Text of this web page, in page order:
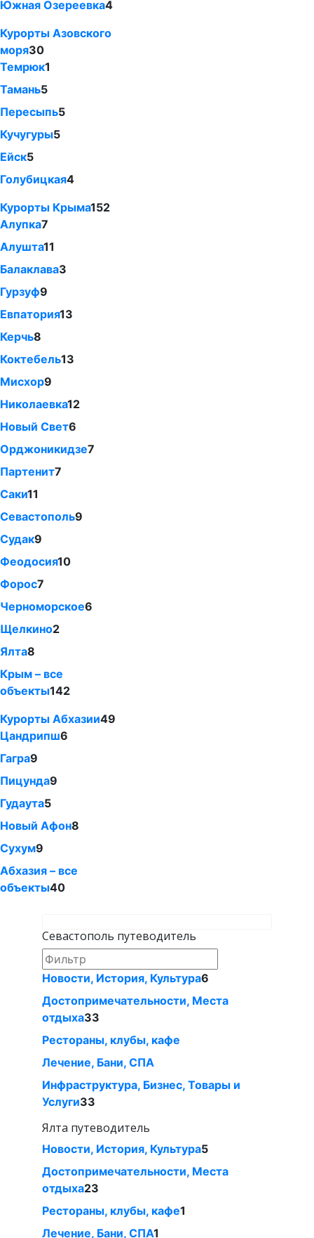
Южная Озереевка4
Курорты Азовского
моря30
Темрюк1
Тамань5
Пересыпь5
Кучугуры5
Ейск5
Голубицкая4
Курорты Крыма152
Алупка7
Алушта11
Балаклава3
Гурзуф9
Евпатория13
Керчь8
Коктебель13
Мисхор9
Николаевка12
Новый Свет6
Орджоникидзе7
Партенит7
Саки11
Севастополь9
Судак9
Феодосия10
Форос7
Черноморское6
Щелкино2
Ялта8
Крым – все
объекты142
Курорты Абхазии49
Цандрипш6
Гагра9
Пицунда9
Гудаута5
Новый Афон8
Сухум9
Абхазия – все
объекты40
Севастополь путеводитель
Новости, История, Культура6
Достопримечательности, Места
отдыха33
Рестораны, клубы, кафе
Лечение, Бани, СПА
Инфраструктура, Бизнес, Товары и
Услуги33
Ялта путеводитель
Новости, История, Культура5
Достопримечательности, Места
отдыха23
Рестораны, клубы, кафе1
Лечение, Бани, СПА1